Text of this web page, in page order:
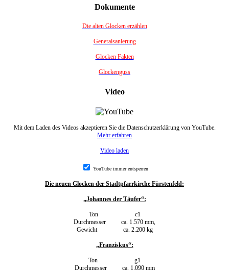
Dokumente
Die alten Glocken erzählen
Generalsanierung
Glocken Fakten
Glockenguss
Video
Mit dem Laden des Videos akzeptieren Sie die Datenschutzerklärung von YouTube.
Mehr erfahren
Video laden
YouTube immer entsperren
Die neuen Glocken der Stadtpfarrkirche Fürstenfeld:
„Johannes der Täufer“:
Ton c1
Durchmesser ca. 1.570 mm,
Gewicht ca. 2.200 kg
„Franziskus“:
Ton g1
Durchmesser ca. 1.090 mm